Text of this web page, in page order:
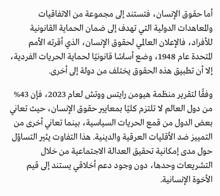
أما حقوق الإنسان، فتستند إلى مجموعة من الاتفاقيات
والمعاهدات الدولية التي تهدف إلى ضمان الحماية القانونية
للأفراد، فالإعلان العالمي لحقوق الإنسان، الذي أقرته الأمم
المتحدة عام 1948، وضع أساسًا قانونيًا لحماية الحريات الفردية،
إلا أن تطبيق هذه الحقوق يختلف من دولة إلى أخرى.
وفقًا لتقرير منظمة هيومن رايتس ووتش لعام 2023، فإن 43%
من دول العالم لا تلتزم كليًا بمعايير حقوق الإنسان، حيث تعاني
بعض الدول من قمع الحريات السياسية، بينما تعاني أخرى من
التمييز ضد الأقليات العرقية والدينية. هذا التفاوت يثير التساؤل
حول مدى إمكانية تحقيق العدالة الاجتماعية من خلال
التشريعات وحدها، دون وجود دعم أخلاقي يستند إلى قيم
الأخوة الإنسانية.